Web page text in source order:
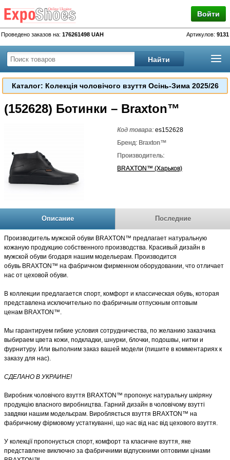
Войти
Проведено заказов на: 176261498 UAH Артикулов: 9131
Каталог: Колекція чоловічого взуття Осінь-Зима 2025/26
(152628) Ботинки – Braxton™
Код товара:es152628
Бренд: Braxton™
Производитель:
BRAXTON™ (Харьков)
Описание Последние
Производитель мужской обуви BRAXTON™ предлагает натуральную
кожаную продукцию собственного производства. Красивый дизайн в
мужской обуви бгодаря нашим модельерам. Производится
обувь BRAXTON™ на фабричном фирменном оборудовании, что отличает
нас от цеховой обуви.
В коллекции предлагается спорт, комфорт и классическая обувь, которая
представлена исключительно по фабричным отпускным оптовым
ценам BRAXTON™.
Мы гарантируем гибкие условия сотрудничества, по желанию заказчика
выбираем цвета кожи, подкладки, шнурки, блочки, подошвы, нитки и
фурнитуру. Или выполним заказ вашей модели (пишите в комментариях к
заказу для нас).
СДЕЛАНО В УКРАИНЕ!
Виробник чоловічого взуття BRAXTON™ пропонує натуральну шкіряну
продукцію власного виробництва. Гарний дизайн в чоловічому взутті
завдяки нашим модельєрам. Виробляється взуття BRAXTON™ на
фабричному фірмовому устаткуванні, що нас від нас від цехового взуття.
У колекції пропонується спорт, комфорт та класичне взуття, яке
представлене виключно за фабричними відпускними оптовими цінами